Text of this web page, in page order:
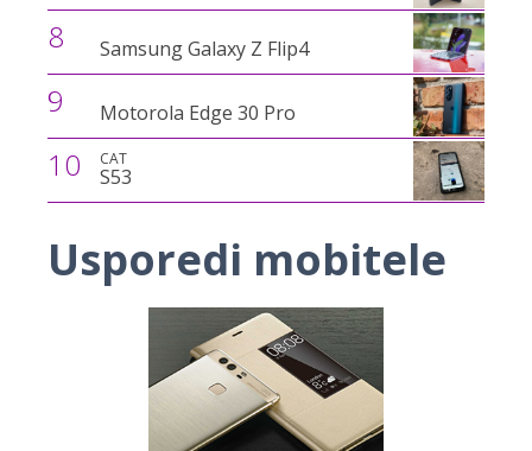
8 Samsung Galaxy Z Flip4
9 Motorola Edge 30 Pro
10 CAT
S53
Usporedi mobitele